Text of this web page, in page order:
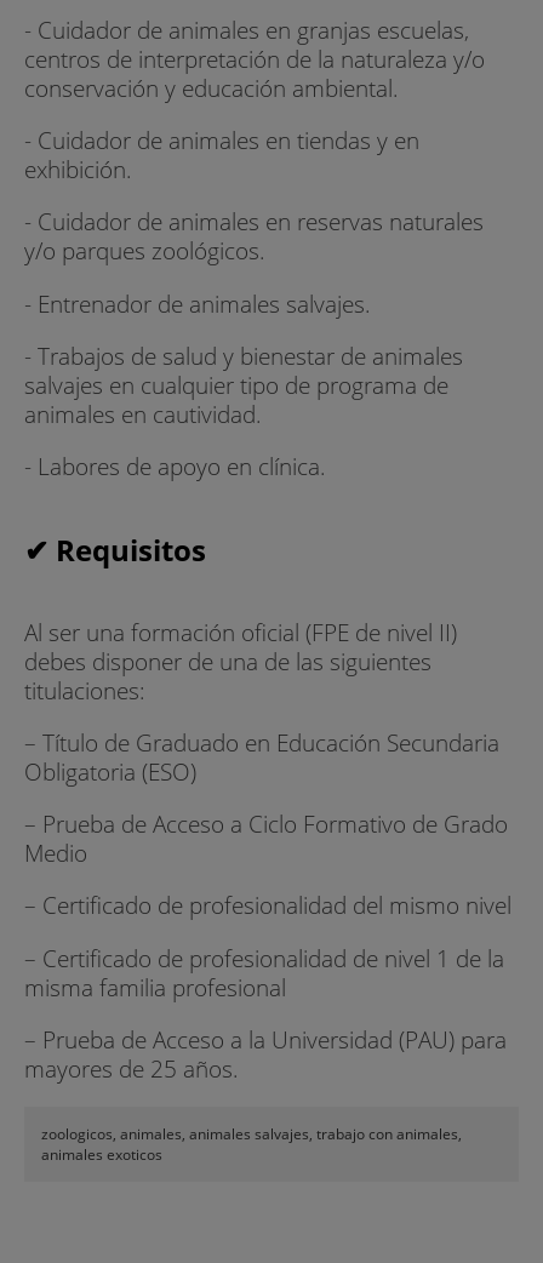
- Cuidador de animales en granjas escuelas,
centros de interpretación de la naturaleza y/o
conservación y educación ambiental.
- Cuidador de animales en tiendas y en
exhibición.
- Cuidador de animales en reservas naturales
y/o parques zoológicos.
- Entrenador de animales salvajes.
- Trabajos de salud y bienestar de animales
salvajes en cualquier tipo de programa de
animales en cautividad.
- Labores de apoyo en clínica.
✔ Requisitos
Al ser una formación oficial (FPE de nivel II)
debes disponer de una de las siguientes
titulaciones:
– Título de Graduado en Educación Secundaria
Obligatoria (ESO)
– Prueba de Acceso a Ciclo Formativo de Grado
Medio
– Certificado de profesionalidad del mismo nivel
– Certificado de profesionalidad de nivel 1 de la
misma familia profesional
– Prueba de Acceso a la Universidad (PAU) para
mayores de 25 años.
zoologicos, animales, animales salvajes, trabajo con animales,
animales exoticos